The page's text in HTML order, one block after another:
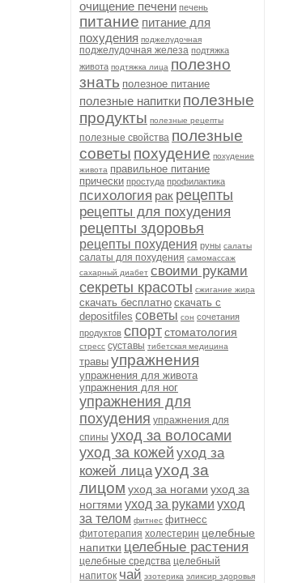
очищение печени печень
питание питание для
похудения поджелудочная
поджелудочная железа подтяжка
живота подтяжка лица полезно
знать полезное питание
полезные напитки полезные
продукты полезные рецепты
полезные свойства полезные
советы похудение похудение
живота правильное питание
прически простуда профилактика
психология рак рецепты
рецепты для похудения
рецепты здоровья
рецепты похудения руны салаты
салаты для похудения самомассаж
сахарный диабет своими руками
секреты красоты сжигание жира
скачать бесплатно скачать с
depositfiles советы сон сочетания
продуктов спортстоматология
стресс суставы тибетская медицина
травы упражнения
упражнения для живота
упражнения для ног
упражнения для
похудения упражнения для
спины уход за волосами
уход за кожей уход за
кожей лицауход за
лицом уход за ногами уход за
ногтями уход за руками уход
за телом фитнес фитнесс
фитотерапия холестерин целебные
напитки целебные растения
целебные средства целебный
напиток чай эзотерика эликсир здоровья